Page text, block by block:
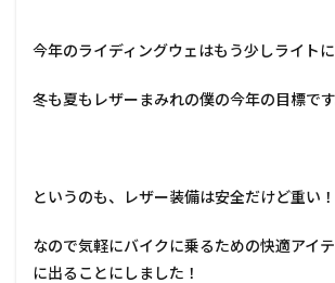
今年のライディングウェはもう少しライトに
冬も夏もレザーまみれの僕の今年の目標です
というのも、レザー装備は安全だけど重い！
なので気軽にバイクに乗るための快適アイ
に出ることにしました！